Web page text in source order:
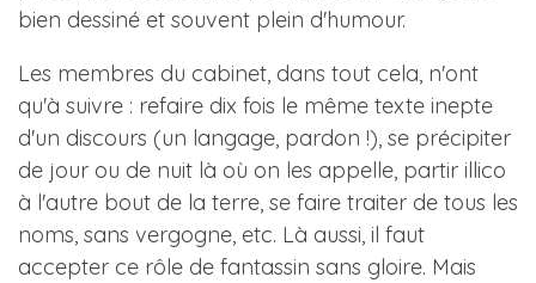
bien dessiné et souvent plein d'humour.
Les membres du cabinet, dans tout cela, n'ont
qu'à suivre : refaire dix fois le même texte inepte
d'un discours (un langage, pardon !), se précipiter
de jour ou de nuit là où on les appelle, partir illico
à l'autre bout de la terre, se faire traiter de tous les
noms, sans vergogne, etc. Là aussi, il faut
accepter ce rôle de fantassin sans gloire. Mais